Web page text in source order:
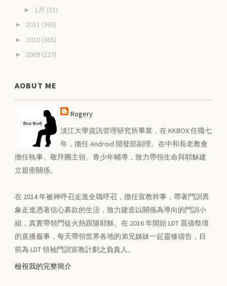
► 1月 (31)
► 2011 (365)
► 2010 (365)
► 2009 (227)
AOBUT ME
Rogery
淡江大學資訊管理研究所畢業，在 KKBOX 任職七
年，擔任 Android 開發部副理。在中和長老教會
擔任執事、敬拜團主領、青少年輔導，致力帶領生命與耶穌建
立親密關係。
在 2014 年被神呼召走進全職呼召，擔任宣教幹事，帶著門訓異
象走進憑著信心募款的生活，致力建造以關係為導向的門訓小
組，真實帶領門徒火熱跟隨耶穌。在 2016 年開始 LDT 晨禱祭壇
的直播服事，每天帶領世界各地的弟兄姊妹一起靈修禱告，目
前為 LDT 領袖門訓宣教計劃之負責人。
檢視我的完整簡介